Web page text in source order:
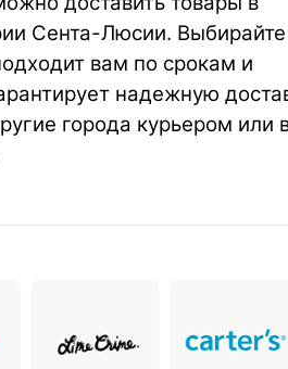
Сента-Люсии. Выбирайте
вам по срокам и
надежную
города курьером или